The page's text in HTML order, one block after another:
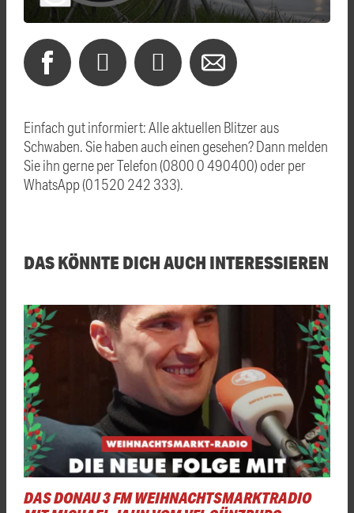
Einfach gut informiert: Alle aktuellen Blitzer aus
Schwaben. Sie haben auch einen gesehen? Dann melden
Sie ihn gerne per Telefon (0800 0 490400) oder per
WhatsApp (01520 242 333).
DAS KÖNNTE DICH AUCH INTERESSIEREN
DAS DONAU 3 FM WEIHNACHTSMARKTRADIO